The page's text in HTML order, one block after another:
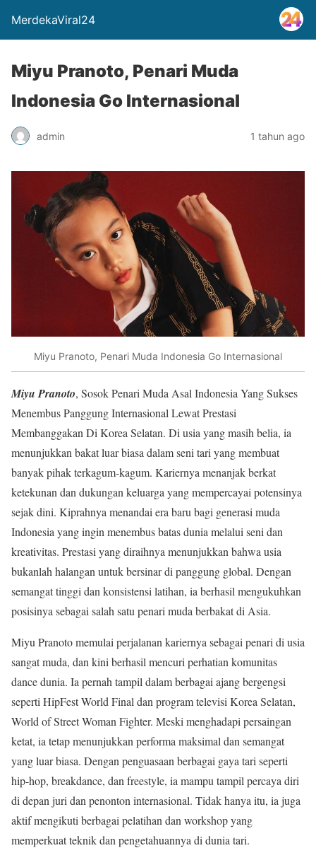
MerdekaViral24
Miyu Pranoto, Penari Muda
Indonesia Go Internasional
admin 1 tahun ago
Miyu Pranoto, Penari Muda Indonesia Go Internasional
Miyu Pranoto, Sosok Penari Muda Asal Indonesia Yang Sukses
Menembus Panggung Internasional Lewat Prestasi
Membanggakan Di Korea Selatan. Di usia yang masih belia, ia
menunjukkan bakat luar biasa dalam seni tari yang membuat
banyak pihak terkagum-kagum. Kariernya menanjak berkat
ketekunan dan dukungan keluarga yang mempercayai potensinya
sejak dini. Kiprahnya menandai era baru bagi generasi muda
Indonesia yang ingin menembus batas dunia melalui seni dan
kreativitas. Prestasi yang diraihnya menunjukkan bahwa usia
bukanlah halangan untuk bersinar di panggung global. Dengan
semangat tinggi dan konsistensi latihan, ia berhasil mengukuhkan
posisinya sebagai salah satu penari muda berbakat di Asia.
Miyu Pranoto memulai perjalanan kariernya sebagai penari di usia
sangat muda, dan kini berhasil mencuri perhatian komunitas
dance dunia. Ia pernah tampil dalam berbagai ajang bergengsi
seperti HipFest World Final dan program televisi Korea Selatan,
World of Street Woman Fighter. Meski menghadapi persaingan
ketat, ia tetap menunjukkan performa maksimal dan semangat
yang luar biasa. Dengan penguasaan berbagai gaya tari seperti
hip-hop, breakdance, dan freestyle, ia mampu tampil percaya diri
di depan juri dan penonton internasional. Tidak hanya itu, ia juga
aktif mengikuti berbagai pelatihan dan workshop yang
memperkuat teknik dan pengetahuannya di dunia tari.